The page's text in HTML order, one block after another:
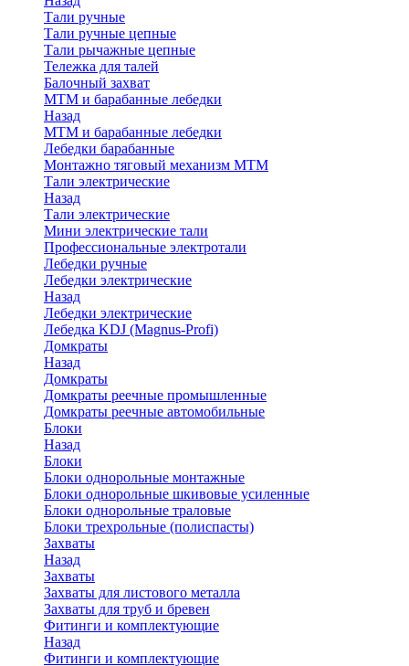
Тали ручные
Тали ручные цепные
Тали рычажные цепные
Тележка для талей
Балочный захват
МТМ и барабанные лебедки
Назад
МТМ и барабанные лебедки
Лебедки барабанные
Монтажно тяговый механизм МТМ
Тали электрические
Назад
Тали электрические
Мини электрические тали
Профессиональные электротали
Лебедки ручные
Лебедки электрические
Назад
Лебедки электрические
Лебедка KDJ (Magnus-Profi)
Домкраты
Назад
Домкраты
Домкраты реечные промышленные
Домкраты реечные автомобильные
Блоки
Назад
Блоки
Блоки однорольные монтажные
Блоки однорольные шкивовые усиленные
Блоки однорольные траловые
Блоки трехрольные (полиспасты)
Захваты
Назад
Захваты
Захваты для листового металла
Захваты для труб и бревен
Фитинги и комплектующие
Назад
Фитинги и комплектующие